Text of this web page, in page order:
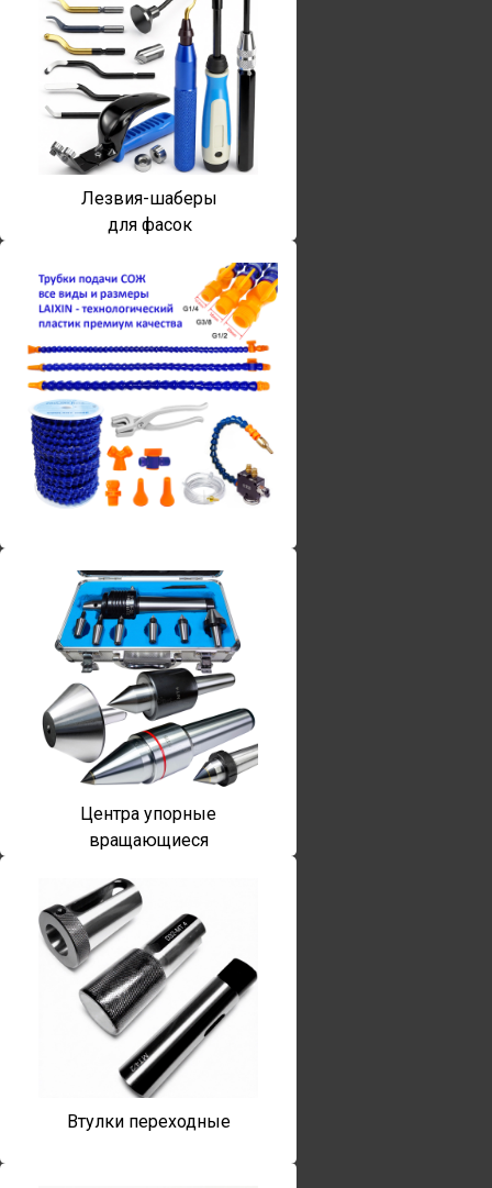
Лезвия-шаберы
для фасок
Винты torx
Центра упорные
вращающиеся
Втулки переходные